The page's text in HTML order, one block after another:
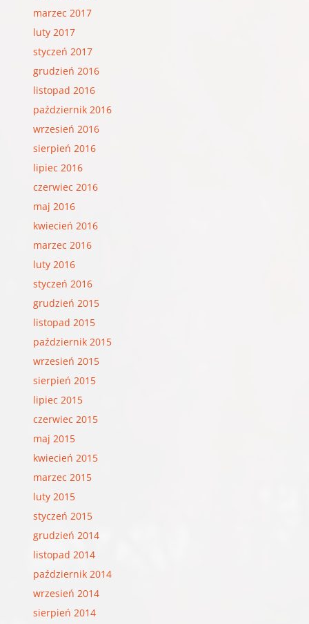
marzec 2017
luty 2017
styczeń 2017
grudzień 2016
listopad 2016
październik 2016
wrzesień 2016
sierpień 2016
lipiec 2016
czerwiec 2016
maj 2016
kwiecień 2016
marzec 2016
luty 2016
styczeń 2016
grudzień 2015
listopad 2015
październik 2015
wrzesień 2015
sierpień 2015
lipiec 2015
czerwiec 2015
maj 2015
kwiecień 2015
marzec 2015
luty 2015
styczeń 2015
grudzień 2014
listopad 2014
październik 2014
wrzesień 2014
sierpień 2014